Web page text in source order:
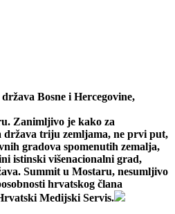
Bosne i Hercegovine,
Zanimljivo je kako za
država triju zemljama, ne prvi put,
gradova spomenutih zemalja,
istinski višenacionalni grad,
Summit u Mostaru, nesumljivo
hrvatskog člana
Medijski Servis.